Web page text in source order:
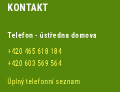
KONTAKT
Telefon - ústředna domova
+420 465 618 184
+420 603 569 564
Úplný telefonní seznam